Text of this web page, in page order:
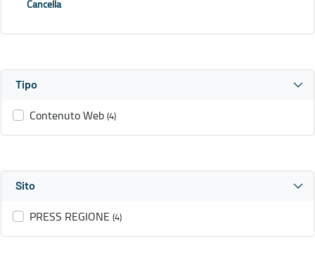
Cancella
Tipo
Contenuto Web (4)
Sito
PRESS REGIONE (4)